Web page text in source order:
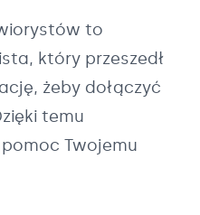
to
który przeszedł
żeby dołączyć
temu
Twojemu